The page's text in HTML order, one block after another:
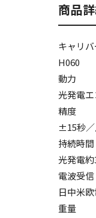
商品
キャリ
H060
動力
光発電
精度
±15秒／
持続時間
光発電
電波受信
日中米
重量